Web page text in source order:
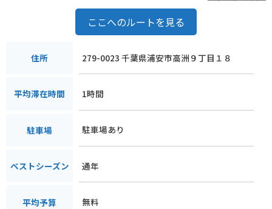
ここへのルートを見る
住所 279-0023 千葉県浦安市高洲９丁目１８
平均滞在時間 1時間
駐車場 駐車場あり
ベストシーズン 通年
平均予算 無料